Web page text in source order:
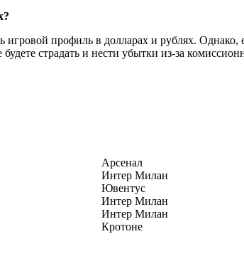
игровой профиль в долларах и рублях.
страдать и нести убытки из-за
Арсенал
Интер Милан
Ювентус
Интер Милан
Интер Милан
Кротоне